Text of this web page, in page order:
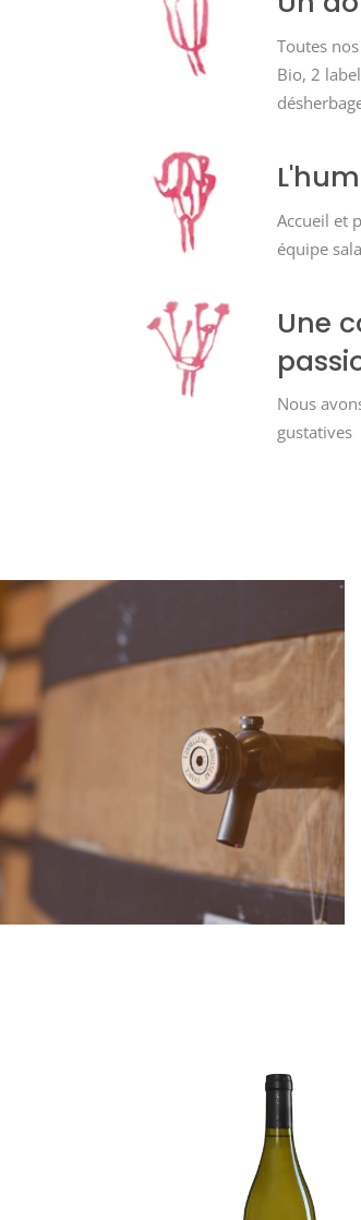
Toutes
Bio, 2
Accueil et
équipe
Une
Nous
gustatives